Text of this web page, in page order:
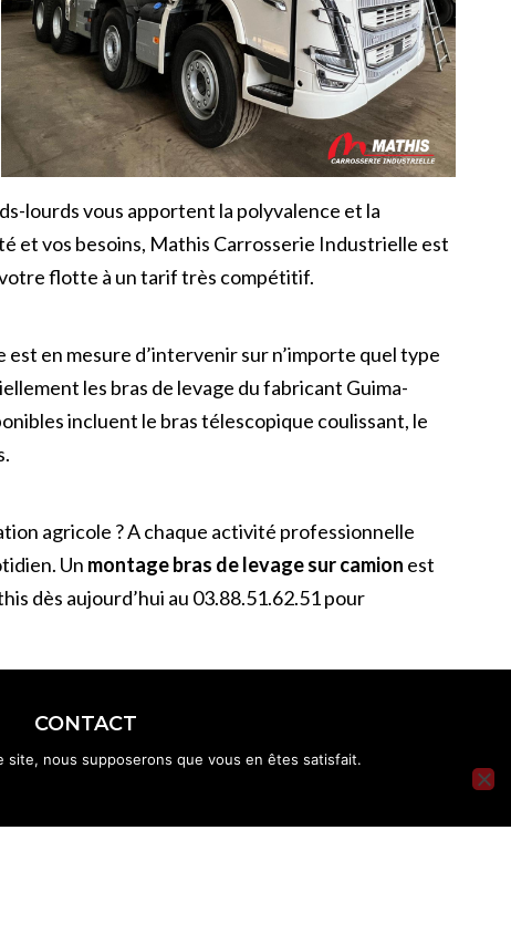
lourds vous apportent la polyvalence et la
et vos besoins, Mathis Carrosserie Industrielle est
flotte à un tarif très compétitif.
en mesure d’intervenir sur n’importe quel type
les bras de levage du fabricant Guima-
incluent le bras télescopique coulissant, le
agricole ? A chaque activité professionnelle
Un montage bras de levage sur camion est
dès aujourd’hui au 03.88.51.62.51 pour
CONTACT
67270 Alteckendorf
03 88 51 62 51
nous supposerons que vous en êtes satisfait.